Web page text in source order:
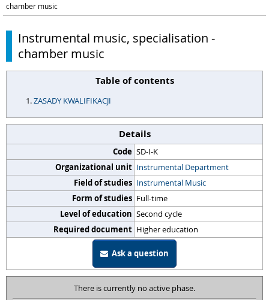
chamber music
Instrumental music, specialisation -
chamber music
Table of contents
ZASADY KWALIFIKACJI
Details
Code SD-I-K
Organizational unit Instrumental Department
Field of studies Instrumental Music
Form of studies Full-time
Level of education Second cycle
Required document Higher education
Ask a question
There is currently no active phase.